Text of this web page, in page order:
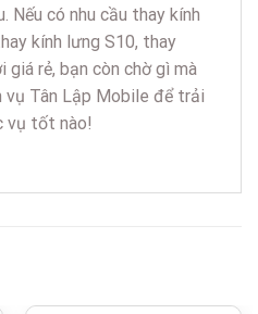
Nếu có nhu cầu thay kính
kính lưng S10, thay
giá rẻ, bạn còn chờ gì mà
vụ Tân Lập Mobile để trải
vụ tốt nào!